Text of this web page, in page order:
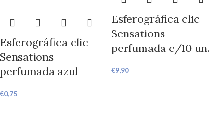
Esferográfica clic
Sensations
perfumada azul
€0,75
Esferográfica clic
Sensations
perfumada c/10 un.
€9,90